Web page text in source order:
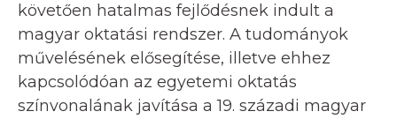
követően hatalmas fejlődésnek indult a
magyar oktatási rendszer. A tudományok
művelésének elősegítése, illetve ehhez
kapcsolódóan az egyetemi oktatás
színvonalának javítása a 19. századi magyar